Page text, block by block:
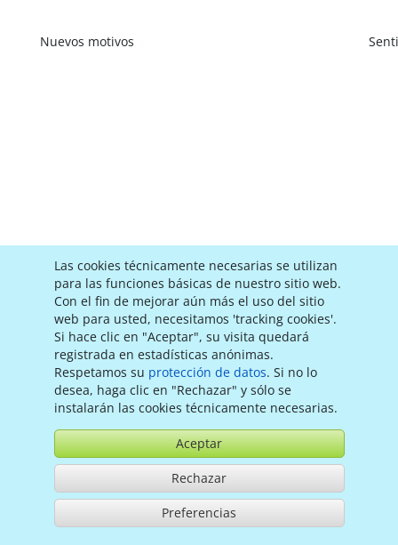
Las cookies técnicamente necesarias se utilizan
para las funciones básicas de nuestro sitio web.
Con el fin de mejorar aún más el uso del sitio
web para usted, necesitamos 'tracking cookies'.
Si hace clic en "Aceptar", su visita quedará
registrada en estadísticas anónimas.
Respetamos su protección de datos. Si no lo
desea, haga clic en "Rechazar" y sólo se
instalarán las cookies técnicamente necesarias.
Aceptar
Rechazar
Preferencias
Nuevos motivos
Verano